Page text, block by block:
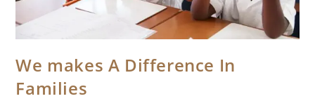
We makes A Difference In
Families